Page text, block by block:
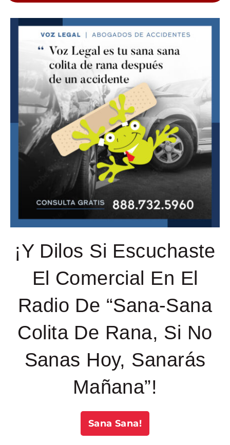
¡Y Dilos Si Escuchaste
El Comercial En El
Radio De “Sana-Sana
Colita De Rana, Si No
Sanas Hoy, Sanarás
Mañana”!
Sana Sana!